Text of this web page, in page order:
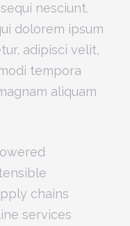
nesciunt.
dolorem ipsum
adipisci velit,
tempora
aliquam
chains
services